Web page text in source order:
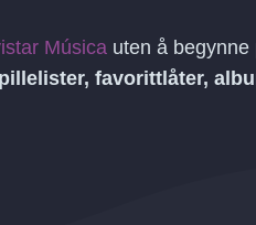
Música uten å begynne
favorittlåter,